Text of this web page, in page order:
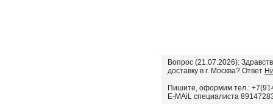
Вопрос (21.07.2026):
доставку в г. Москва? Ответ
Пишите, оформим тел.:
E-MAiL специалиста